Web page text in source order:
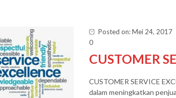
Posted on: Mei 24, 2017
0
CUSTOMER
CUSTOMER SERVICE
dalam meningkatkan